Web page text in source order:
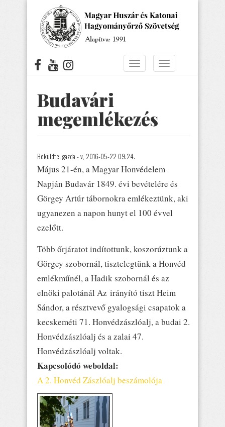
Navigáció
Navigáció
Budavári
megemlékezés
Beküldte: gazda - v, 2016-05-22 09:24.
Május 21-én, a Magyar Honvédelem
Napján Budavár 1849. évi bevételére és
Görgey Artúr tábornokra emlékeztünk, aki
ugyanezen a napon hunyt el 100 évvel
ezelőtt.
Több őrjáratot indítottunk, koszorúztunk a
Görgey szobornál, tisztelegtünk a Honvéd
emlékműnél, a Hadik szobornál és az
elnöki palotánál Az irányító tiszt Heim
Sándor, a résztvevő gyalogsági csapatok a
kecskeméti 71. Honvédzászlóalj, a budai 2.
Honvédzászlóalj és a zalai 47.
Honvédzászlóalj voltak.
Kapcsolódó weboldal:
A 2. Honvéd Zászlóalj beszámolója